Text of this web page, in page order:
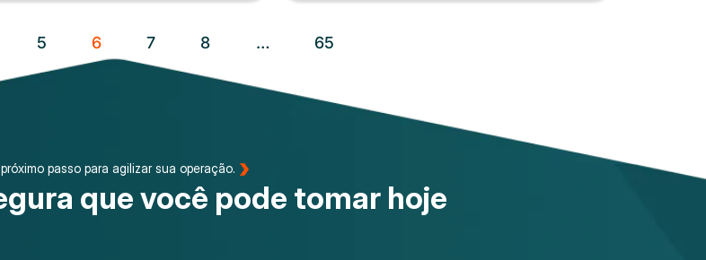
5 6 7 8 … 65
passo para agilizar sua operação.
que você pode tomar hoje